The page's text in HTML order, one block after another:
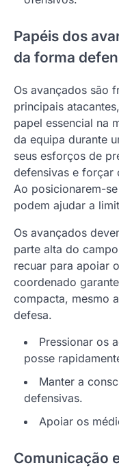
Papéis dos
da forma
Os avançados são
principais
papel essencial na
da equipa durante
seus esforços de
defensivas e forçar
Ao posicionarem-
podem ajudar a
Os avançados
parte alta do
recuar para apoiar
coordenado
compacta, mesmo
defesa.
Pressionar os
posse
Manter a
defensivas.
Apoiar os
Comunicação